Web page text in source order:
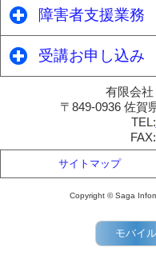
障害者支援業務
受講お申し込み
有限会
〒849-0936 佐賀
TEL:
サイトマップ
Copyright © Saga
モバイル